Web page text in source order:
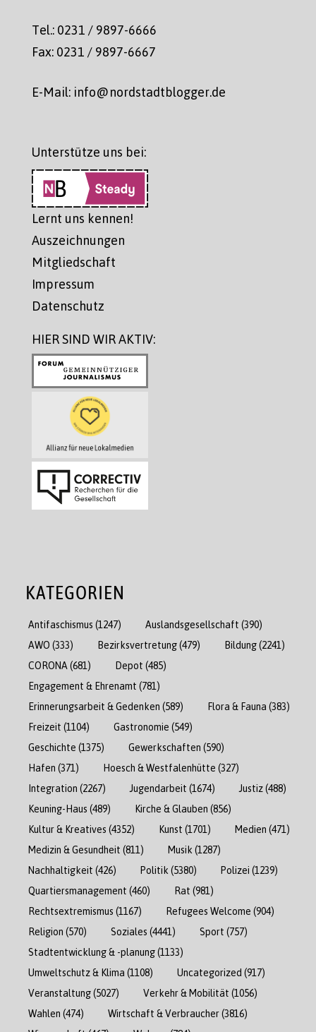
Tel.: 0231 / 9897-6666
Fax: 0231 / 9897-6667
E-Mail: info@nordstadtblogger.de
Unterstütze uns bei:
Lernt uns kennen!
Auszeichnungen
Mitgliedschaft
Impressum
Datenschutz
HIER SIND WIR AKTIV:
KATEGORIEN
Antifaschismus (1247) Auslandsgesellschaft (390)
AWO (333) Bezirksvertretung(479) Bildung(2241)
CORONA(681) Depot (485)
Engagement & Ehrenamt (781)
Erinnerungsarbeit & Gedenken (589) Flora & Fauna (383)
Freizeit (1104) Gastronomie (549)
Geschichte (1375) Gewerkschaften (590)
Hafen (371) Hoesch & Westfalenhütte (327)
Integration (2267) Jugendarbeit (1674) Justiz(488)
Keuning-Haus (489) Kirche & Glauben (856)
Kultur & Kreatives (4352) Kunst (1701) Medien (471)
Medizin & Gesundheit (811) Musik(1287)
Nachhaltigkeit (426) Politik(5380) Polizei (1239)
Quartiersmanagement (460) Rat (981)
Rechtsextremismus (1167) Refugees Welcome (904)
Religion (570) Soziales (4441) Sport (757)
Stadtentwicklung & -planung(1133)
Umweltschutz & Klima (1108) Uncategorized (917)
Veranstaltung(5027) Verkehr & Mobilität (1056)
Wahlen (474) Wirtschaft & Verbraucher(3816)